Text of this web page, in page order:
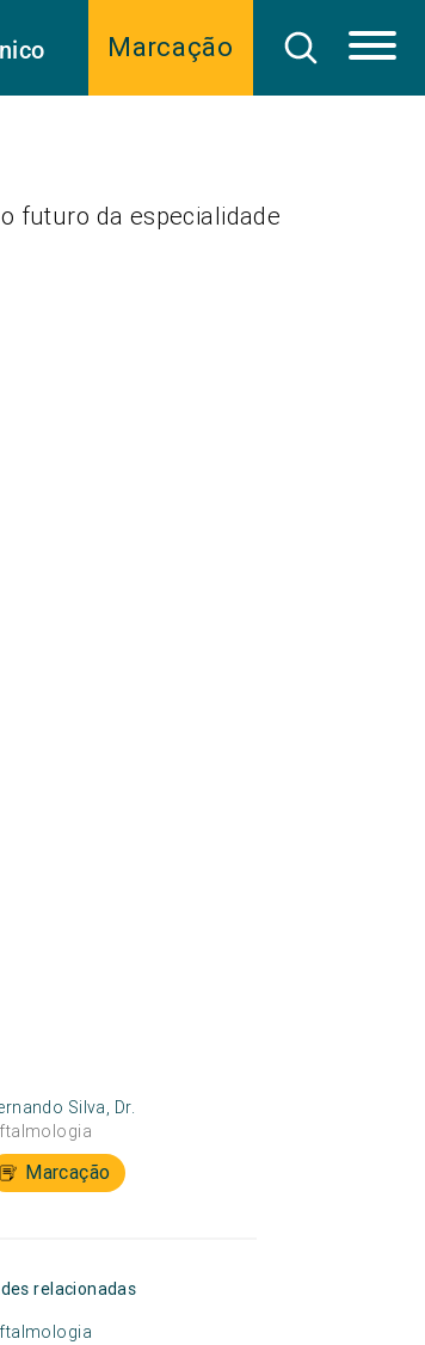
Marcação
futuro da especialidade
Silva, Dr.
Marcação
relacionadas